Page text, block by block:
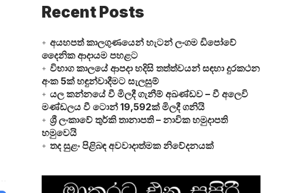
Recent Posts
අයහපත් කාලගුණයෙන් හැටන් ලංගම ඩිපෝවේ
දෛනික ආදායම පහළට
විභාග කාලයේ ආපදා හදිසි තත්ත්වයන් සඳහා දුරකථන
අංක 5ක් හඳුන්වාදීමට සැලසුම්
යල කන්නයේ වී මිලදී ගැනීම් අඛණ්ඩව – වී අලෙවි
මණ්ඩලය වී ටොන් 19,592ක් මිලදී ගනියි
ශ්‍රී ලංකාවේ තුර්කි තානාපති – නාවික හමුදාපති
හමුවෙයි
තද සුළං පිළිබඳ අවවාදාත්මක නිවේදනයක්
Video